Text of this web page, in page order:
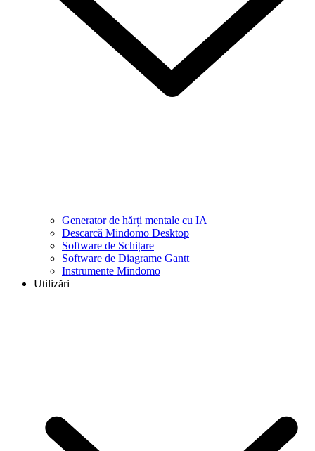
Generator de hărți mentale cu IA
Descarcă Mindomo Desktop
Software de Schițare
Software de Diagrame Gantt
Instrumente Mindomo
Utilizări